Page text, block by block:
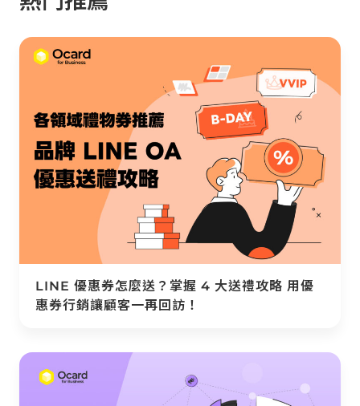
LINE 優惠券怎麼送？掌握 4 大送禮攻略 用優
惠券行銷讓顧客一再回訪！